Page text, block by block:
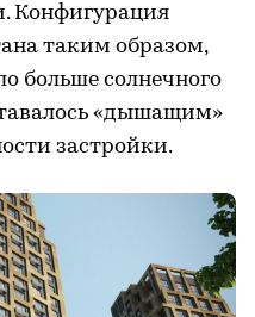
Конфигурация
таким образом,
больше солнечного
«дышащим»
застройки.